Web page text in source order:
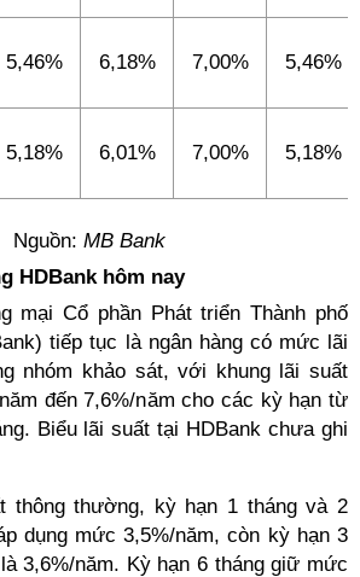
5,46% 6,18% 7,00% 5,46%
5,18% 6,01% 7,00% 5,18%
Nguồn: MB Bank
HDBank hôm nay
mại Cổ phần Phát triển Thành phố
tiếp tục là ngân hàng có mức lãi
nhóm khảo sát, với khung lãi suất
đến 7,6%/năm cho các kỳ hạn từ
Biểu lãi suất tại HDBank chưa ghi
thông thường, kỳ hạn 1 tháng và 2
dụng mức 3,5%/năm, còn kỳ hạn 3
3,6%/năm. Kỳ hạn 6 tháng giữ mức